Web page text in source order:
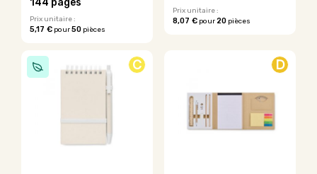
produit
Prix unitaire :
5,17 € pour50 pièces
Prix unitaire :
8,07 €pour20pièces
C D